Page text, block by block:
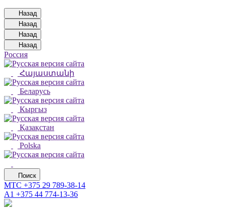
Назад
Назад
Назад
Назад
Россия
Հայաստանի
Беларусь
Кыргыз
Қазақстан
Polska
Поиск
МТС +375 29 789-38-14
А1 +375 44 774-13-36